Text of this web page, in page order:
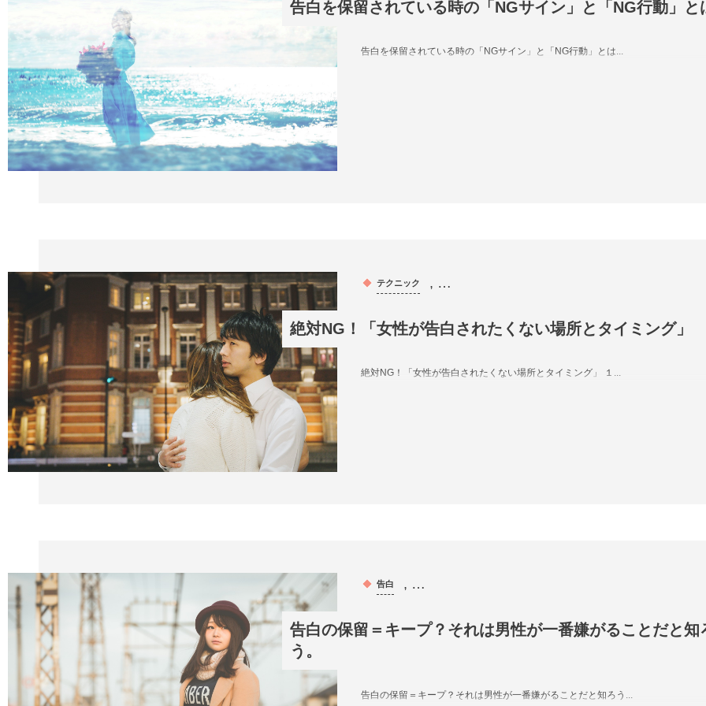
告白を保留されている時の「NGサイン」と「NG行動」と
告白を保留されている時の「NGサイン」と「NG行動」とは...
テクニック , …
絶対NG！「女性が告白されたくない場所とタイミング」
絶対NG！「女性が告白されたくない場所とタイミング」 １...
告白 , …
告白の保留＝キープ？それは男性が一番嫌がることだと知
う。
告白の保留＝キープ？それは男性が一番嫌がることだと知ろう...